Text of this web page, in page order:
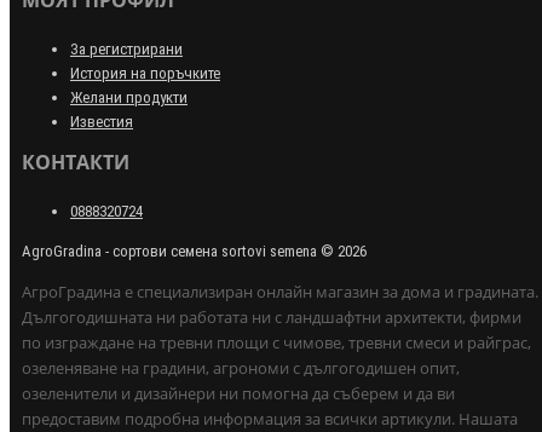
За регистрирани
История на поръчките
Желани продукти
Известия
КОНТАКТИ
0888320724
AgroGradina - сортови семена sortovi semena © 2026
АгроГрадина е специализиран онлайн магазин за дома и градината.
Дългогодишната ни работата ни с ландшафтни архитекти, фирми
по изграждане на тревни площи с чимове, тревни смеси и райграс,
озеленяване на градини, агрономи с дългогодишен опит,
озеленители и дизайнери ни помогна да съберем и да ви
предоставим подробна информация за всички артикули. Нашата